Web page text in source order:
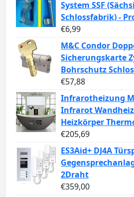
System SSF
Schlossfabrik) -
€6,99
M&C Condor
Sicherungskarte
Bohrschutz
€57,88
Infrarotheizung
Infrarot
Heizkörper
€205,69
ES3Aid+ DJ4A
2Draht
€359,00